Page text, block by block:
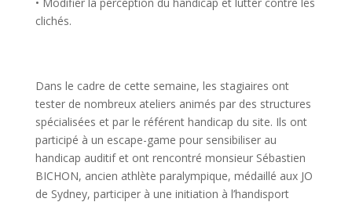
clichés.
Dans le cadre de cette semaine, les stagiaires ont
tester de nombreux ateliers animés par des structures
spécialisées et par le référent handicap du site. Ils ont
participé à un escape-game pour sensibiliser au
handicap auditif et ont rencontré monsieur Sébastien
BICHON, ancien athlète paralympique, médaillé aux JO
de Sydney, participer à une initiation à l’handisport